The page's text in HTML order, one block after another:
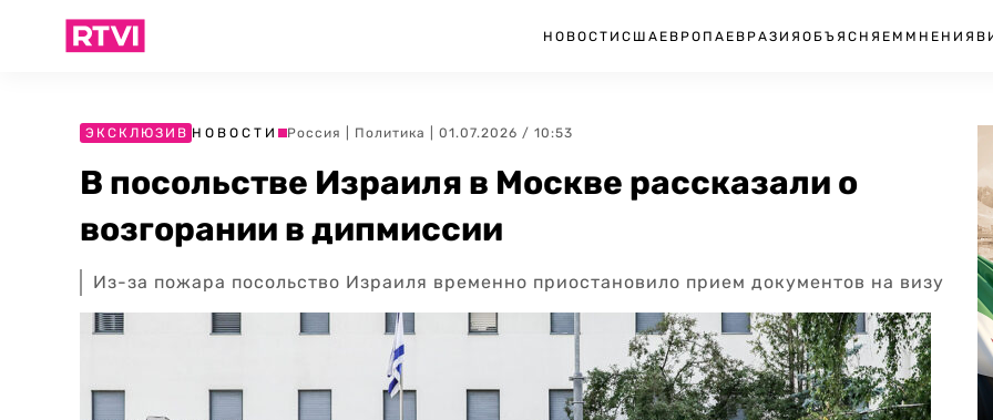
НОВОСТИ США ЕВРОПА ЕВРАЗИЯ ОБЪЯСНЯЕМ МНЕНИЯ
ЭКСКЛЮЗИВ НОВОСТИ Россия Политика | 01.07.2026 / 10:53
В посольстве Израиля в Москве рассказали о
возгорании в дипмиссии
Из-за пожара посольство Израиля временно приостановило прием документов на визу